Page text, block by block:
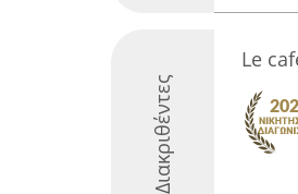
Διακριθέντες
Le